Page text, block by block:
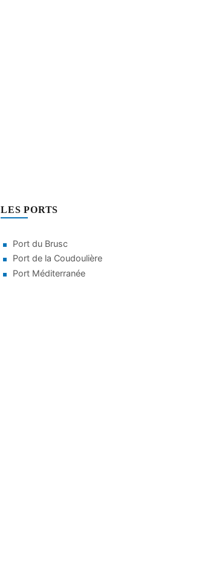
LES PORTS
Port du Brusc
Port de la Coudoulière
Port Méditerranée